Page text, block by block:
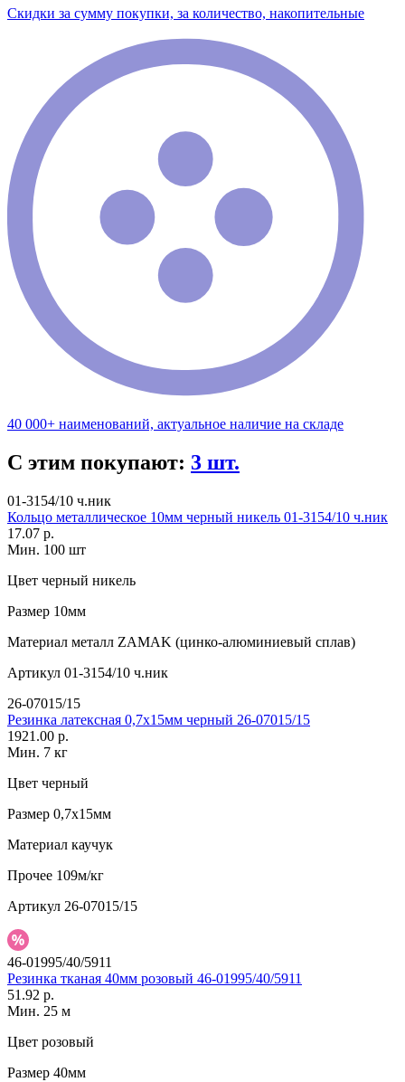
Скидки за сумму покупки, за количество, накопительные
40 000+ наименований, актуальное наличие на складе
С этим покупают: 3 шт.
01-3154/10 ч.ник
Кольцо металлическое 10мм черный никель 01-3154/10 ч.ник
17.07 р.
Мин. 100 шт
Цвет черный никель
Размер 10мм
Материал металл ZAMAK (цинко-алюминиевый сплав)
Артикул 01-3154/10 ч.ник
26-07015/15
Резинка латексная 0,7х15мм черный 26-07015/15
1921.00 р.
Мин. 7 кг
Цвет черный
Размер 0,7х15мм
Материал каучук
Прочее 109м/кг
Артикул 26-07015/15
46-01995/40/5911
Резинка тканая 40мм розовый 46-01995/40/5911
51.92 р.
Мин. 25 м
Цвет розовый
Размер 40мм